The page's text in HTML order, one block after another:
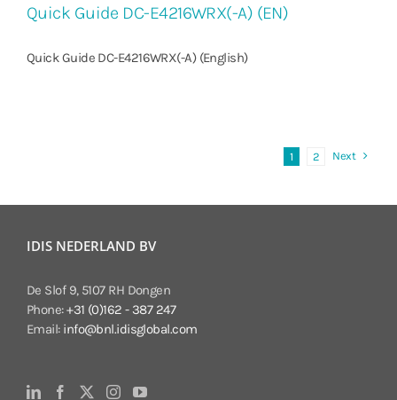
Quick Guide DC-E4216WRX(-A) (EN)
Quick Guide DC-E4216WRX(-A) (English)
1 2 Next
IDIS NEDERLAND BV
De Slof 9, 5107 RH Dongen
Phone:+31 (0)162 - 387 247
Email: info@bnl.idisglobal.com